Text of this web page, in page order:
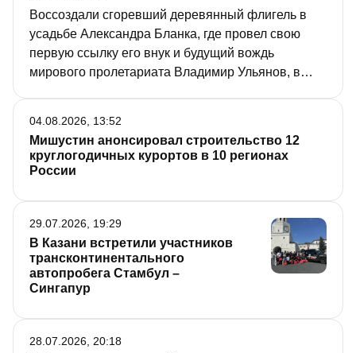
Воссоздали сгоревший деревянный флигель в
усадьбе Александра Бланка, где провел свою
первую ссылку его внук и будущий вождь
мирового пролетариата Владимир Ульянов, в
посетителей планируют не раньше будущей
весны, но журналисты уже побывали в
одноэтажном бревенчатом строении.
Мишустин анонсировал строительство 12
круглогодичных курортов в 10 регионах
России
04.08.2026, 13:52
В Казани встретили участников
трансконтинентального
автопробега Стамбул –
Сингапур
29.07.2026, 19:29
28.07.2026, 20:18